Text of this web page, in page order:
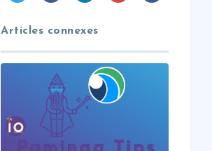
Articles connexes